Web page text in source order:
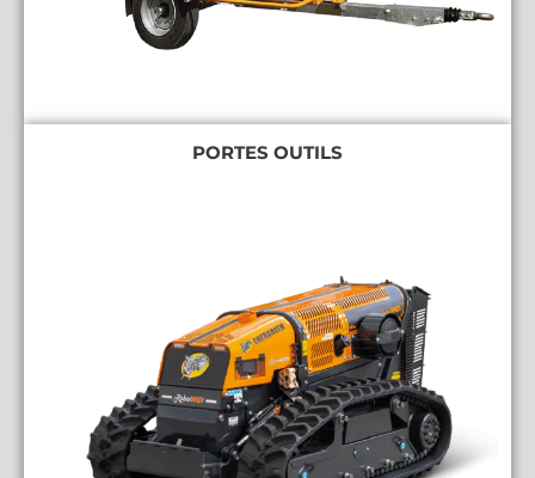
PORTES OUTILS